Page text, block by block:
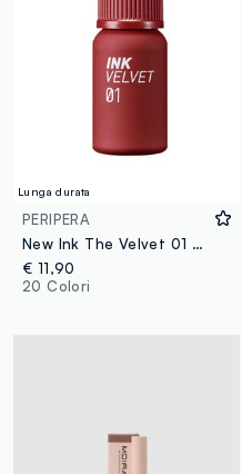
Lunga durata
PERIPERA
New Ink The Velvet 01 Good Brick - make-up coreano
€ 11,90
20 Colori